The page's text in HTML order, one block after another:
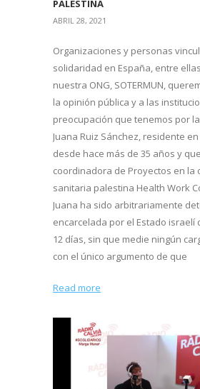
PALESTINA
ABRIL 28, 2021
Organizaciones y personas
solidaridad en España, entre
nuestra ONG, SOTERMUN,
la opinión pública y a las
preocupación que tenemos por
Juana Ruiz Sánchez, residente
desde hace más de 35 años y
coordinadora de Proyectos en la
sanitaria palestina Health Work
Juana ha sido arbitrariamente
encarcelada por el Estado israelí
12 días, sin que medie ningún
con el único argumento de que
Read more